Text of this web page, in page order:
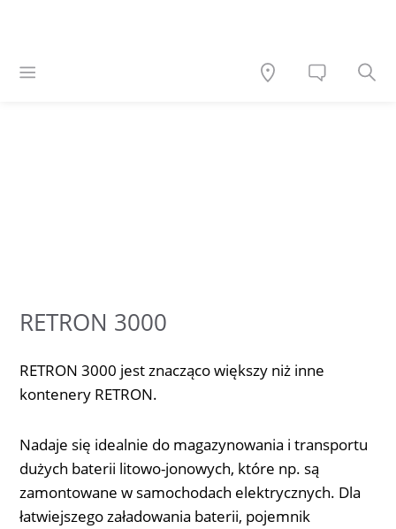
RETRON 3000
RETRON 3000 jest znacząco większy niż inne
kontenery RETRON.
Nadaje się idealnie do magazynowania i transportu
dużych baterii litowo-jonowych, które np. są
zamontowane w samochodach elektrycznych. Dla
łatwiejszego załadowania baterii, pojemnik